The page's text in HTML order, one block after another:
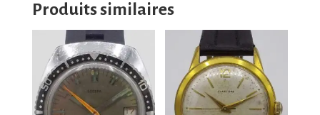
Produits similaires